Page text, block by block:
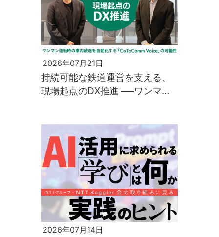
2026年07月21日
持続可能な鉄道運営を支える、
現場起点のDX推進 ──ワンマン
2026年07月14日